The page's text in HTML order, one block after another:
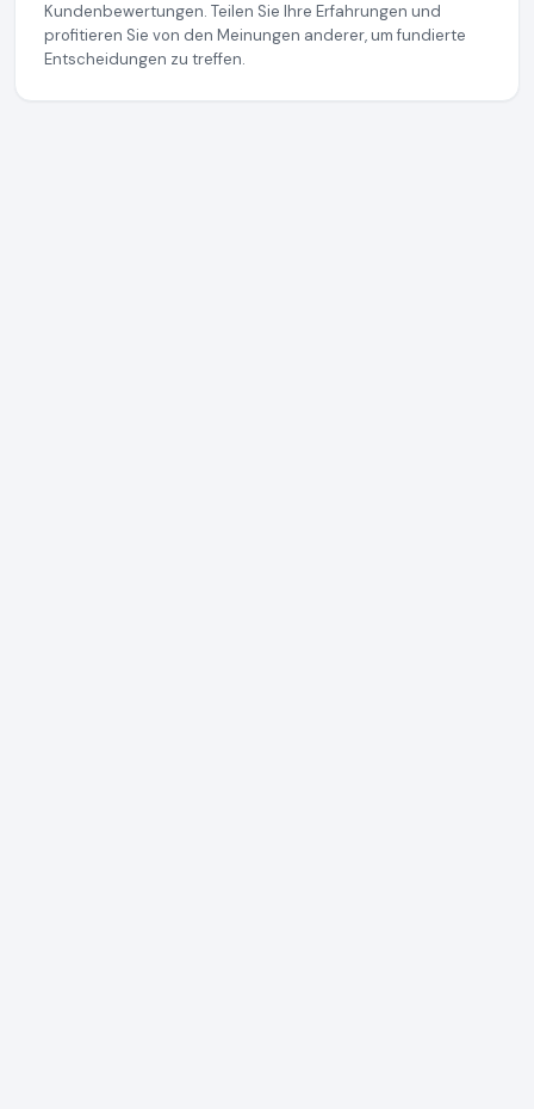
Kundenbewertungen. Teilen Sie Ihre Erfahrungen und
profitieren Sie von den Meinungen anderer, um fundierte
Entscheidungen zu treffen.